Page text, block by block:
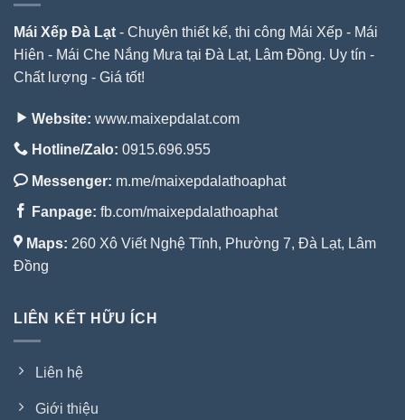
Mái Xếp Đà Lạt - Chuyên thiết kế, thi công Mái Xếp - Mái
Hiên - Mái Che Nắng Mưa tại Đà Lạt, Lâm Đồng. Uy tín -
Chất lượng - Giá tốt!
Website: www.maixepdalat.com
Hotline/Zalo: 0915.696.955
Messenger: m.me/maixepdalathoaphat
Fanpage: fb.com/maixepdalathoaphat
Maps: 260 Xô Viết Nghệ Tĩnh, Phường 7, Đà Lạt, Lâm
Đồng
LIÊN KẾT HỮU ÍCH
Liên hệ
Giới thiệu